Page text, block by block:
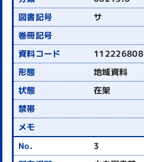
サ
112226808
地域資料
在架
3